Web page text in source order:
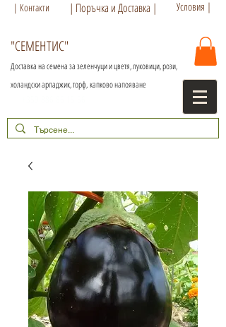
| Контакти | Поръчка и Доставка | Условия |
"СЕМЕНТИС"
Доставка на семена за зеленчуци и цветя, луковици, рози,
холандски арпаджик, торф,капково напояване